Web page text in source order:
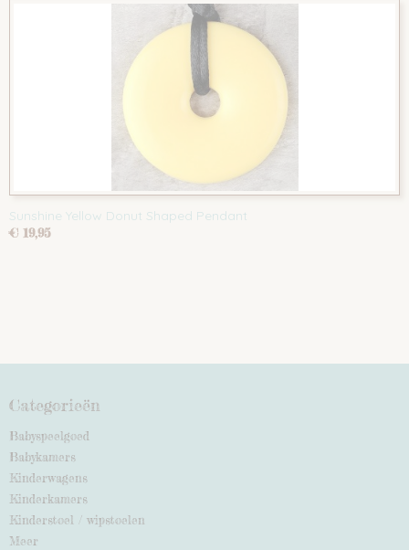
Sunshine Yellow Donut Shaped Pendant
€ 19,95
Categorieën
Babyspeelgoed
Babykamers
Kinderwagens
Kinderkamers
Kinderstoel / wipstoelen
Meer